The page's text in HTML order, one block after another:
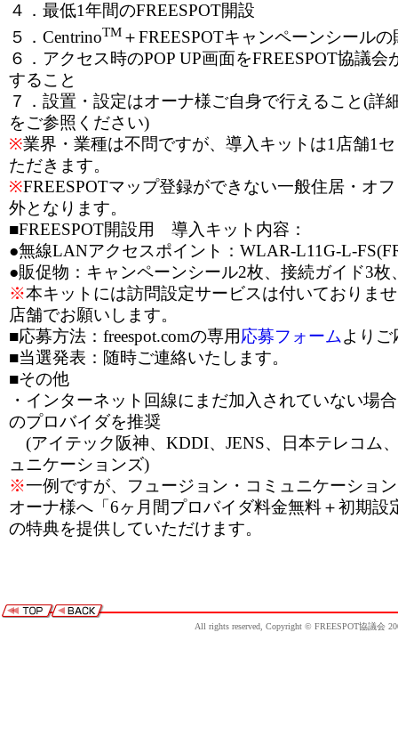
４．最低1年間のFREESPOT開設
５．CentrinoTM ＋FREESPOTキャンペーンシールの
６．アクセス時のPOP UP画面をFREESPOT協議
すること
７．設置・設定はオーナ様ご自身で行えること(詳
をご参照ください)
※業界・業種は不問ですが、導入キットは1店舗1
ただきます。
※FREESPOTマップ登録ができない一般住居・オ
外となります。
■FREESPOT開設用 導入キット内容：
●無線LANアクセスポイント：WLAR-L11G-L-
●販促物：キャンペーンシール2枚、接続ガイド3枚
※本キットには訪問設定サービスは付いておりま
店舗でお願いします。
■応募方法：freespot.comの専用応募フォームより
■当選発表：随時ご連絡いたします。
■その他
・インターネット回線にまだ加入されていない場
のプロバイダを推奨
(アイテック阪神、KDDI、JENS、日本テレコム
ュニケーションズ)
※一例ですが、フュージョン・コミュニケーショ
オーナ様へ「6ヶ月間プロバイダ料金無料＋初期設
の特典を提供していただけます。
All rights reserved, Copyright © FREESPOT協議会